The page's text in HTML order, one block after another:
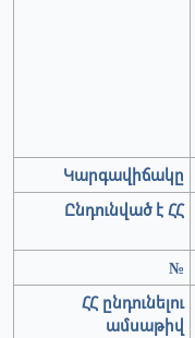
Կարգավիճակը
Ընդունված է ՀՀ
№
ՀՀ ընդունելու
ամսաթիվ